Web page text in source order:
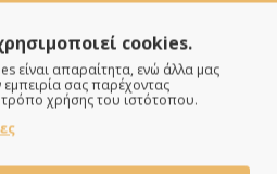
cookies.
είναι απαραίτητα, ενώ άλλα μας
σας παρέχοντας
τρόπο χρήσης του ιστότοπου.